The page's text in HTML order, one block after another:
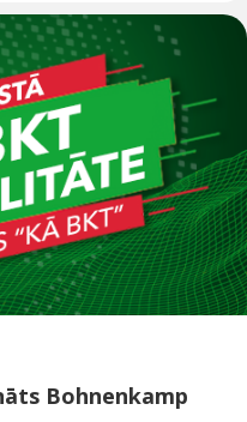
Bohnenkamp